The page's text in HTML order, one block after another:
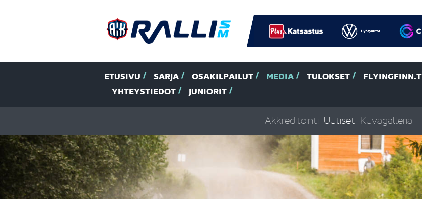
ETUSIVU SARJA OSAKILPAILUT MEDIA TULOKSET
YHTEYSTIEDOT
JUNIORIT
Akkreditointi Uutiset Kuvagalleria